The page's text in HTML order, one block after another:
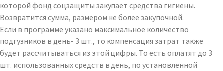
которой фонд соцзащиты закупает средства гигиены.
Возвратится сумма, размером не более закупочной.
Если в программе указано максимальное количество
подгузников в день- 3 шт., то компенсация затрат также
будет рассчитываться из этой цифры. То есть оплатят до 3
шт. использованных средств в день, по установленной